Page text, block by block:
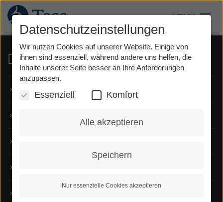
Direkt
zum
Inhalt
MENÜ
Leistungsbeschreibung_Tess_Preise ab_01.26.pdf
Dienste
Datenschutzeinstellungen
Wir nutzen Cookies auf unserer Website. Einige von
ihnen sind essenziell, während andere uns helfen, die
Inhalte unserer Seite besser an Ihre Anforderungen
anzupassen.
Essenziell Komfort
Alle akzeptieren
Speichern
Nur essenzielle Cookies akzeptieren